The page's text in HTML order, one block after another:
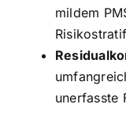
mildem
unerfasste